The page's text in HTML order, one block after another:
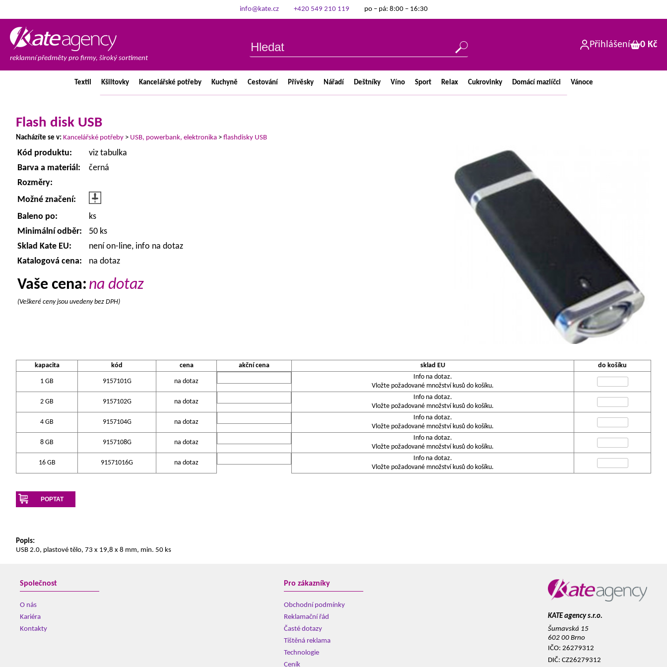
info@kate.cz +420 549 210 119 po – pá: 8:00 – 16:30
reklamní předměty pro firmy, široký sortiment
Přihlášení 0 Kč
Textil Kšiltovky Kancelářské potřeby Kuchyně Cestování Přívěsky Nářadí Deštníky Víno Sport Relax Cukrovinky Domácí mazlíčci Vánoce
Flash disk USB
Nacházíte se v: Kancelářské potřeby > USB, powerbank, elektronika > flashdisky USB
Kód produktu:
viz tabulka
Barva a materiál:
černá
Rozměry:
Možné značení:
Baleno po:
ks
Minimální odběr:
50 ks
Sklad Kate EU:
není on-line, info na dotaz
Katalogová cena:
na dotaz
Vaše cena: na dotaz
(Veškeré ceny jsou uvedeny bez DPH)
kapacita kód cena akční cena sklad EU do košíku
1 GB 9157101G na dotaz
Info na dotaz.
Vložte požadované množství kusů do košíku.
2 GB 9157102G na dotaz
Info na dotaz.
Vložte požadované množství kusů do košíku.
4 GB 9157104G na dotaz
Info na dotaz.
Vložte požadované množství kusů do košíku.
8 GB 9157108G na dotaz
Info na dotaz.
Vložte požadované množství kusů do košíku.
16 GB 91571016G na dotaz
Info na dotaz.
Vložte požadované množství kusů do košíku.
POPTAT
Popis:
USB 2.0, plastové tělo, 73 x 19,8 x 8 mm, min. 50 ks
Společnost
O nás
Kariéra
Kontakty
Pro zákazníky
Obchodní podmínky
Reklamační řád
Časté dotazy
Tištěná reklama
Technologie
Ceník
KATE agency s.r.o.
Šumavská 15
602 00 Brno
IČO: 26279312
DIČ: CZ26279312